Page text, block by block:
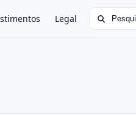
Legal Buscar por: